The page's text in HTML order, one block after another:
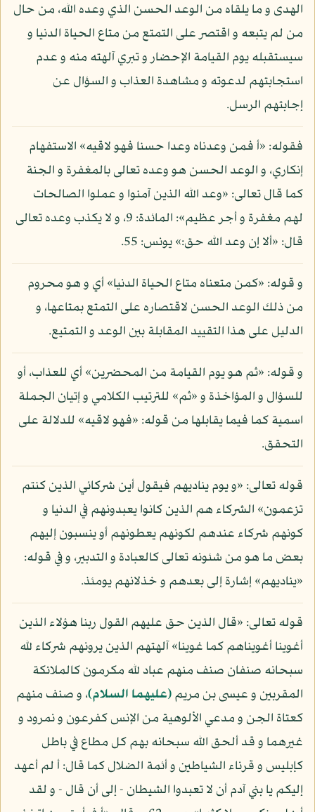
الهدى و ما يلقاه من الوعد الحسن الذي وعده الله، من حال
من لم يتبعه و اقتصر على التمتع من متاع الحياة الدنيا و
سيستقبله يوم القيامة الإحضار و تبري آلهته منه و عدم
استجابتهم لدعوته و مشاهدة العذاب و السؤال عن
إجابتهم الرسل.
فقوله: «أ فمن وعدناه وعدا حسنا فهو لاقيه» الاستفهام
إنكاري، و الوعد الحسن هو وعده تعالى بالمغفرة و الجنة
كما قال تعالى: «وعد الله الذين آمنوا و عملوا الصالحات
لهم مغفرة و أجر عظيم»: المائدة: 9، و لا يكذب وعده تعالى
قال: «ألا إن وعد الله حق:» يونس: 55.
و قوله: «كمن متعناه متاع الحياة الدنيا» أي و هو محروم
من ذلك الوعد الحسن لاقتصاره على التمتع بمتاعها، و
الدليل على هذا التقييد المقابلة بين الوعد و التمتيع.
و قوله: «ثم هو يوم القيامة من المحضرين» أي للعذاب، أو
للسؤال و المؤاخذة و «ثم» للترتيب الكلامي و إتيان الجملة
اسمية كما فيما يقابلها من قوله: «فهو لاقيه» للدلالة على
التحقق.
قوله تعالى: «و يوم يناديهم فيقول أين شركائي الذين كنتم
تزعمون» الشركاء هم الذين كانوا يعبدونهم في الدنيا و
كونهم شركاء عندهم لكونهم يعطونهم أو ينسبون إليهم
بعض ما هو من شئونه تعالى كالعبادة و التدبير، و في قوله:
«يناديهم» إشارة إلى بعدهم و خذلانهم يومئذ.
قوله تعالى: «قال الذين حق عليهم القول ربنا هؤلاء الذين
أغوينا أغويناهم كما غوينا» آلهتهم الذين يرونهم شركاء لله
سبحانه صنفان صنف منهم عباد لله مكرمون كالملائكة
المقربين و عيسى بن مريم(عليهما السلام)، و صنف منهم
كعتاة الجن و مدعي الألوهية من الإنس كفرعون و نمرود و
غيرهما و قد ألحق الله سبحانه بهم كل مطاع في باطل
كإبليس و قرناء الشياطين و أئمة الضلال كما قال: أ لم أعهد
إليكم يا بني آدم أن لا تعبدوا الشيطان - إلى أن قال - و لقد